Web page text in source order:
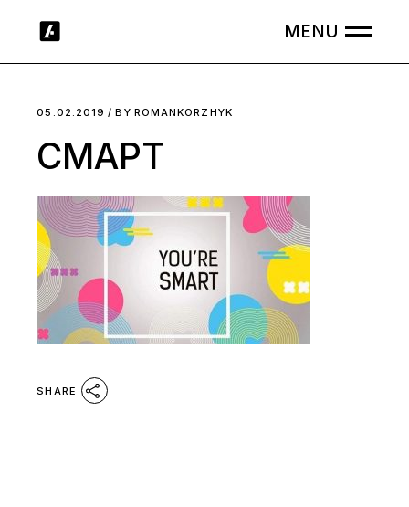
05.02.2019 BY ROMANKORZHYK
СМАРТ
SHARE